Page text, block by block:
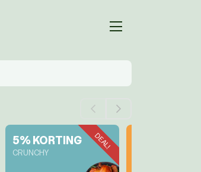
5% KORTING
CRUNCHY
DEAL!